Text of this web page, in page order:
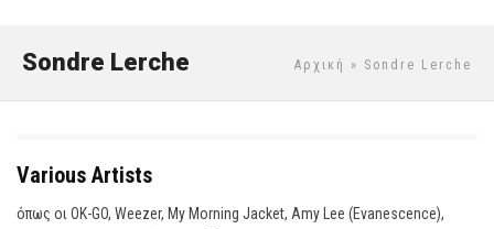
Αρχική » Sondre Lerche
Sondre Lerche
Various Artists
όπως οι OK-GO, Weezer, My Morning Jacket, Amy Lee (Evanescence),